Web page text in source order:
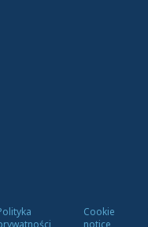
Cookie
notice